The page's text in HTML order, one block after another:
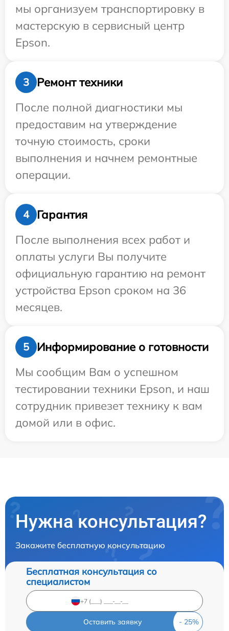
мы организуем транспортировку в
мастерскую в сервисный центр
Epson.
3
Ремонт техники
После полной диагностики мы
предоставим на утверждение
точную стоимость, сроки
выполнения и начнем ремонтные
операции.
4
Гарантия
После выполнения всех работ и
оплаты услуги Вы получите
официальную гарантию на ремонт
устройства Epson сроком на 36
месяцев.
5
Информирование о готовности
Мы сообщим Вам о успешном
тестировании техники Epson, и наш
сотрудник привезет технику к вам
домой или в офис.
Нужна консультация?
Закажите бесплатную консультацию
Бесплатная консультация со
специалистом
Оставить заявку